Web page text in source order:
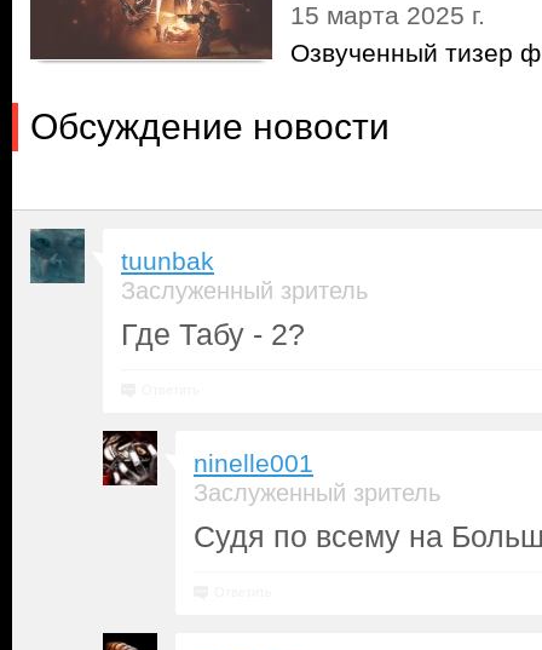
15 марта 2025 г.
Озвученный тизер
Обсуждение новости
tuunbak
Заслуженный зритель
Где Табу - 2?
ninelle001
Заслуженный зритель
Судя по всему на